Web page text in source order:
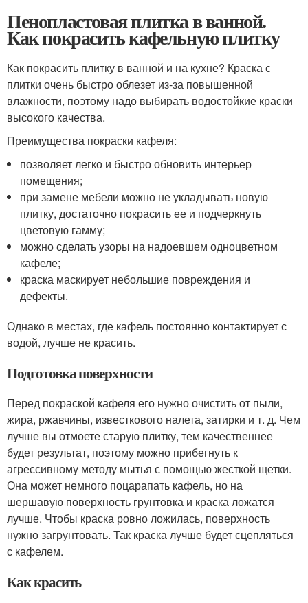
Пенопластовая плитка в ванной.
Как покрасить кафельную плитку
Как покрасить плитку в ванной и на кухне? Краска с
плитки очень быстро облезет из-за повышенной
влажности, поэтому надо выбирать водостойкие краски
высокого качества.
Преимущества покраски кафеля:
позволяет легко и быстро обновить интерьер
помещения;
при замене мебели можно не укладывать новую
плитку, достаточно покрасить ее и подчеркнуть
цветовую гамму;
можно сделать узоры на надоевшем одноцветном
кафеле;
краска маскирует небольшие повреждения и
дефекты.
Однако в местах, где кафель постоянно контактирует с
водой, лучше не красить.
Подготовка поверхности
Перед покраской кафеля его нужно очистить от пыли,
жира, ржавчины, известкового налета, затирки и т. д. Чем
лучше вы отмоете старую плитку, тем качественнее
будет результат, поэтому можно прибегнуть к
агрессивному методу мытья с помощью жесткой щетки.
Она может немного поцарапать кафель, но на
шершавую поверхность грунтовка и краска ложатся
лучше. Чтобы краска ровно ложилась, поверхность
нужно загрунтовать. Так краска лучше будет сцепляться
с кафелем.
Как красить